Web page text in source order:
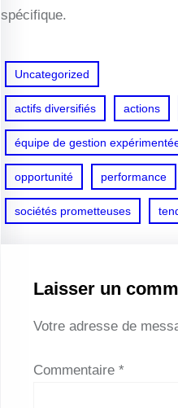
spécifique.
Uncategorized
actifs diversifiés actions
équipe de gestion
opportunité performance
sociétés prometteuses
Laisser un
Votre adresse de
Commentaire *